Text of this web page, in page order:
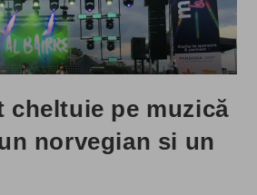
cheltuie pe muzică
norvegian si un